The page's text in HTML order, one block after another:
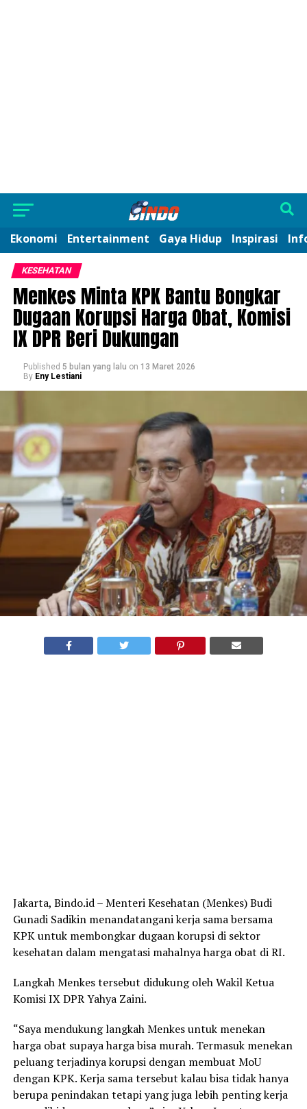
Ekonomi Entertainment Gaya Hidup Inspirasi
KESEHATAN
Menkes Minta KPK Bantu Bongkar
Dugaan Korupsi Harga Obat, Komisi
IX DPR Beri Dukungan
Published 5 bulan yang lalu on 13 Maret 2026
By Eny Lestiani
Jakarta, Bindo.id – Menteri Kesehatan (Menkes) Budi
Gunadi Sadikin menandatangani kerja sama bersama
KPK untuk membongkar dugaan korupsi di sektor
kesehatan dalam mengatasi mahalnya harga obat di RI.
Langkah Menkes tersebut didukung oleh Wakil Ketua
Komisi IX DPR Yahya Zaini.
“Saya mendukung langkah Menkes untuk menekan
harga obat supaya harga bisa murah. Termasuk menekan
peluang terjadinya korupsi dengan membuat MoU
dengan KPK. Kerja sama tersebut kalau bisa tidak hanya
berupa penindakan tetapi yang juga lebih penting kerja